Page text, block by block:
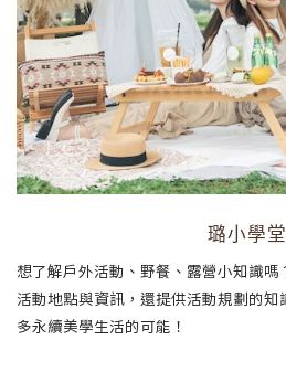
璐小學堂
想了解戶外活動、野餐、露營小知識
活動地點與資訊，還提供活動規劃的
多永續美學生活的可能！